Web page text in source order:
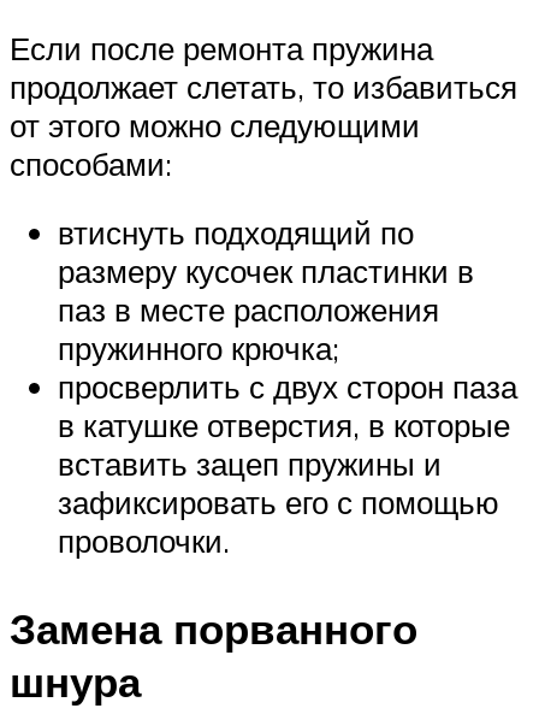
Если после ремонта пружина
продолжает слетать, то избавиться
от этого можно следующими
способами:
втиснуть подходящий по
размеру кусочек пластинки в
паз в месте расположения
пружинного крючка;
просверлить с двух сторон паза
в катушке отверстия, в которые
вставить зацеп пружины и
зафиксировать его с помощью
проволочки.
Замена порванного
шнура